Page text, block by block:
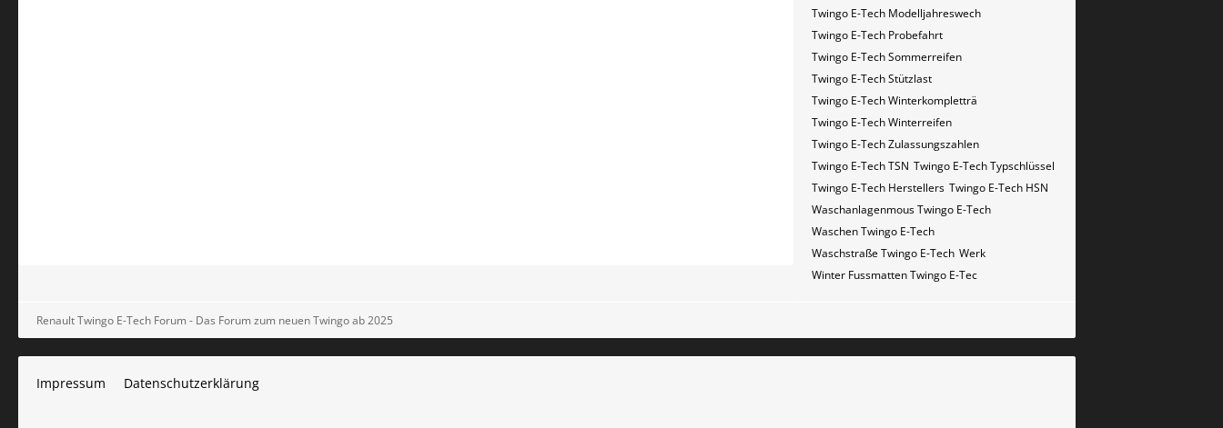
Twingo E-Tech Modelljahreswech
Twingo E-Tech Probefahrt
Twingo E-Tech Sommerreifen
Twingo E-Tech Stützlast
Twingo E-Tech Winterkompletträ
Twingo E-Tech Winterreifen
Twingo E-Tech Zulassungszahlen
Twingo E-Tech​​​​ TSN Twingo E-Tech​​​​ Typschlüssel
Twingo E-Tech​​​​​ Herstellers Twingo E-Tech​​​​​ HSN
Waschanlagenmous Twingo E-Tech
Waschen Twingo E-Tech
Waschstraße Twingo E-Tech Werk
Winter Fussmatten Twingo E-Tec
Renault Twingo E-Tech Forum - Das Forum zum neuen Twingo ab 2025
Impressum Datenschutzerklärung